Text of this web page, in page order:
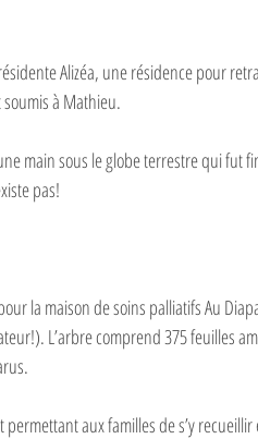
Alizéa, une résidence pour
à Mathieu.
main sous le globe terrestre qui fut
pas!
la maison de soins palliatifs Au
L’arbre comprend 375 feuilles
aux familles de s’y